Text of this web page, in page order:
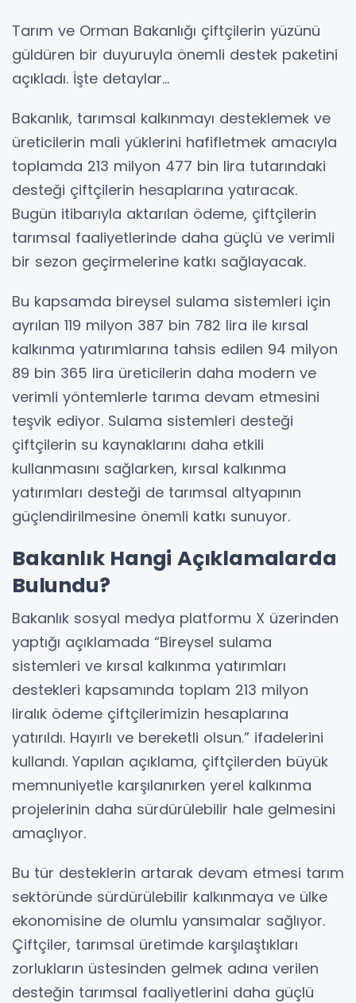
Tarım ve Orman Bakanlığı çiftçilerin yüzünü
güldüren bir duyuruyla önemli destek paketini
açıkladı. İşte detaylar...
Bakanlık, tarımsal kalkınmayı desteklemek ve
üreticilerin mali yüklerini hafifletmek amacıyla
toplamda 213 milyon 477 bin lira tutarındaki
desteği çiftçilerin hesaplarına yatıracak.
Bugün itibarıyla aktarılan ödeme, çiftçilerin
tarımsal faaliyetlerinde daha güçlü ve verimli
bir sezon geçirmelerine katkı sağlayacak.
Bu kapsamda bireysel sulama sistemleri için
ayrılan 119 milyon 387 bin 782 lira ile kırsal
kalkınma yatırımlarına tahsis edilen 94 milyon
89 bin 365 lira üreticilerin daha modern ve
verimli yöntemlerle tarıma devam etmesini
teşvik ediyor. Sulama sistemleri desteği
çiftçilerin su kaynaklarını daha etkili
kullanmasını sağlarken, kırsal kalkınma
yatırımları desteği de tarımsal altyapının
güçlendirilmesine önemli katkı sunuyor.
Bakanlık Hangi Açıklamalarda
Bulundu?
Bakanlık sosyal medya platformu X üzerinden
yaptığı açıklamada “Bireysel sulama
sistemleri ve kırsal kalkınma yatırımları
destekleri kapsamında toplam 213 milyon
liralık ödeme çiftçilerimizin hesaplarına
yatırıldı. Hayırlı ve bereketli olsun.” ifadelerini
kullandı. Yapılan açıklama, çiftçilerden büyük
memnuniyetle karşılanırken yerel kalkınma
projelerinin daha sürdürülebilir hale gelmesini
amaçlıyor.
Bu tür desteklerin artarak devam etmesi tarım
sektöründe sürdürülebilir kalkınmaya ve ülke
ekonomisine de olumlu yansımalar sağlıyor.
Çiftçiler, tarımsal üretimde karşılaştıkları
zorlukların üstesinden gelmek adına verilen
desteğin tarımsal faaliyetlerini daha güçlü